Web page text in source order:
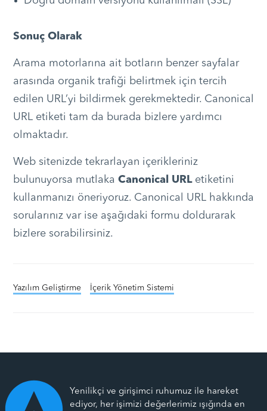
Sonuç Olarak
Arama motorlarına ait botların benzer sayfalar
arasında organik trafiği belirtmek için tercih
edilen URL’yi bildirmek gerekmektedir. Canonical
URL etiketi tam da burada bizlere yardımcı
olmaktadır.
Web sitenizde tekrarlayan içerikleriniz
bulunuyorsa mutlaka Canonical URLetiketini
kullanmanızı öneriyoruz. Canonical URL hakkında
sorularınız var ise aşağıdaki formu doldurarak
bizlere sorabilirsiniz.
Yazılım Geliştirme İçerik Yönetim Sistemi
Yenilikçi ve girişimci ruhumuz ile hareket
ediyor, her işimizi değerlerimiz ışığında en